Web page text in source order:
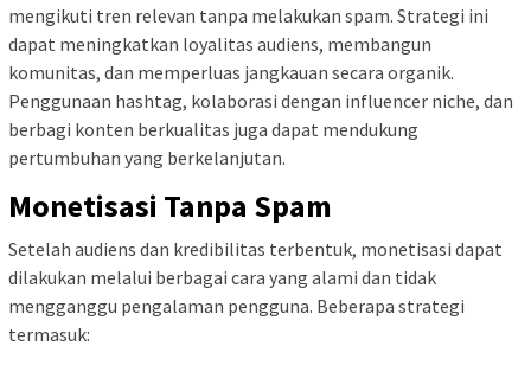
mengikuti tren relevan tanpa melakukan spam. Strategi ini
dapat meningkatkan loyalitas audiens, membangun
komunitas, dan memperluas jangkauan secara organik.
Penggunaan hashtag, kolaborasi dengan influencer niche, dan
berbagi konten berkualitas juga dapat mendukung
pertumbuhan yang berkelanjutan.
Monetisasi Tanpa Spam
Setelah audiens dan kredibilitas terbentuk, monetisasi dapat
dilakukan melalui berbagai cara yang alami dan tidak
mengganggu pengalaman pengguna. Beberapa strategi
termasuk: